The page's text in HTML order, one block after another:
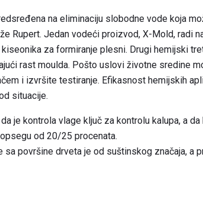
na eliminaciju slobodne vode koja
Rupert. Jedan vodeći proizvod, X-Mold, radi
za formiranje plesni. Drugi hemijski
rast moulda. Pošto uslovi životne sredine
i izvršite testiranje. Efikasnost hemijskih
situacije.
je kontrola vlage ključ za kontrolu kalupa, a
od 20/25 procenata.
sa površine drveta je od suštinskog značaja, a